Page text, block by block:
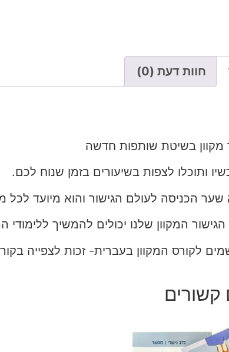
חוות דעת (0)
מקוון בשיטת שותפות חדשה
ותוכלו לצפות בשיעורים בזמן שנוח לכם.
שער הכניסה לעולם הגישור והוא מיועד
הגישור המקוון שלנו יכולים להמשיך
לקורס המקוון בעברית- זכות לצפייה
קשורים